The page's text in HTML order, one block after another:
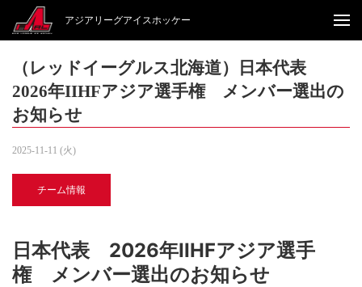
アジアリーグアイスホッケー
（レッドイーグルス北海道）日本代表
2026年IIHFアジア選手権 メンバー選出の
お知らせ
2025-11-11 (火)
チーム情報
日本代表 2026年IIHFアジア選手
権 メンバー選出のお知らせ